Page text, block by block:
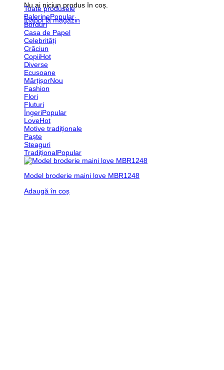
Nu ai niciun produs în coș.
Înapoi la magazin
Toate produsele
Balerine
Borduri
Casa de Papel
Celebrități
Crăciun
Copii
Diverse
Ecusoane
Mărțișor
Fashion
Flori
Fluturi
Îngeri
Love
Motive tradiționale
Paște
Steaguri
Tradițional
Model broderie maini love MBR1248
Adaugă în coș